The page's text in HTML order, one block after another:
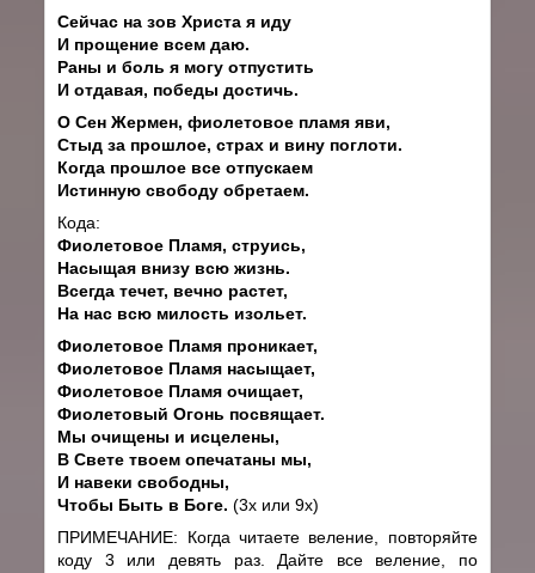
Сейчас на зов Христа я иду
И прощение всем даю.
Раны и боль я могу отпустить
И отдавая, победы достичь.
О Сен Жермен, фиолетовое пламя яви,
Стыд за прошлое, страх и вину поглоти.
Когда прошлое все отпускаем
Истинную свободу обретаем.
Кода:
Фиолетовое Пламя, струись,
Насыщая внизу всю жизнь.
Всегда течет, вечно растет,
На нас всю милость изольет.
Фиолетовое Пламя проникает,
Фиолетовое Пламя насыщает,
Фиолетовое Пламя очищает,
Фиолетовый Огонь посвящает.
Мы очищены и исцелены,
В Свете твоем опечатаны мы,
И навеки свободны,
Чтобы Быть в Боге. (3х или 9х)
ПРИМЕЧАНИЕ: Когда читаете веление, повторяйте
коду 3 или девять раз. Дайте все веление, по